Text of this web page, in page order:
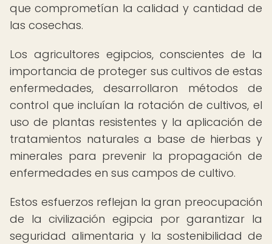
que comprometían la calidad y cantidad de
las cosechas.
Los agricultores egipcios, conscientes de la
importancia de proteger sus cultivos de estas
enfermedades, desarrollaron métodos de
control que incluían la rotación de cultivos, el
uso de plantas resistentes y la aplicación de
tratamientos naturales a base de hierbas y
minerales para prevenir la propagación de
enfermedades en sus campos de cultivo.
Estos esfuerzos reflejan la gran preocupación
de la civilización egipcia por garantizar la
seguridad alimentaria y la sostenibilidad de